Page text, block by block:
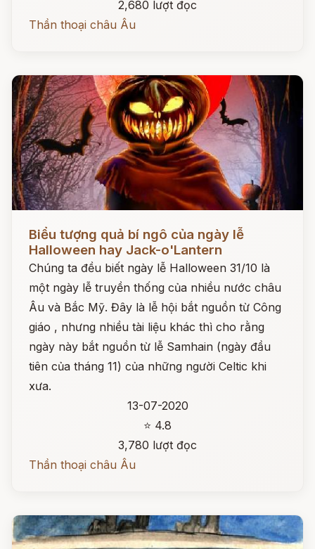
2,680 lượt đọc
Thần thoại châu Âu
Đọc ngay
Biểu tượng quả bí ngô của ngày lễ
Halloween hay Jack-o'Lantern
Chúng ta đều biết ngày lễ Halloween 31/10 là
một ngày lễ truyền thống của nhiều nước châu
Âu và Bắc Mỹ. Đây là lễ hội bắt nguồn từ Công
giáo , nhưng nhiều tài liệu khác thì cho rằng
ngày này bắt nguồn từ lễ Samhain (ngày đầu
tiên của tháng 11) của những người Celtic khi
xưa.
13-07-2020
⭐ 4.8
3,780 lượt đọc
Thần thoại châu Âu